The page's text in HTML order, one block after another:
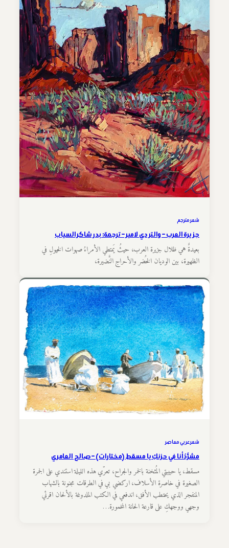
شعر مترجم
جزيرة العرب – والتر دي لامير – ترجمة: بدر شاكر السياب
بعيدةٌ هي ظلال جزيرة العرب، حيثُ يَمتطي الأمراءُ صهوات الخيولِ في
الظهيرة، بين الوديان الخُضر والأحراج النَّضيرة،
شعر عربي معاصر
مشرَّدٌ أنا في حزنكِ يا مسقط (مختارات) – صالح العامري
مسقط، يا حبيبتي المُثخنة بالخمر والجراح، تعرّي هذه الليلة استندي على الجمرة
الصغيرة في خاصرة الأسلاف، اركضي بي في الطرقات مجنونة بالشهاب
المنفجر الذي يحتطب الأفق، اندفعي في الكتب الملدوغة بالألحان اقرئي
وجهي ووجهكِ على قارعة الحانة المخمورة…